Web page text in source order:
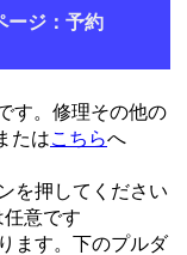
ージ：予約
す。修理その他の
たはこちらへ
を押してください
意です
ます。下のプルダ